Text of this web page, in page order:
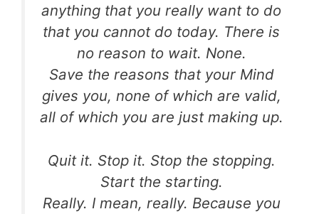
anything that you really want to do
that you cannot do today. There is
no reason to wait. None.
Save the reasons that your Mind
gives you, none of which are valid,
all of which you are just making up.
Quit it. Stop it. Stop the stopping.
Start the starting.
Really. I mean, really. Because you